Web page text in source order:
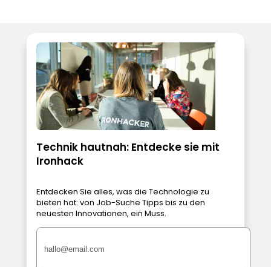
Technik hautnah: Entdecke sie mit
Ironhack
Entdecken Sie alles, was die Technologie zu
bieten hat: von Job-Suche Tipps bis zu den
neuesten Innovationen, ein Muss.